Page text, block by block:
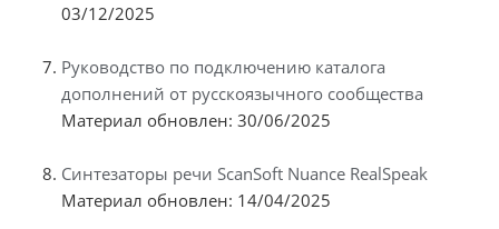
03/12/2025
Руководство по подключению каталога
дополнений от русскоязычного сообщества
Материал обновлен: 30/06/2025
Синтезаторы речи ScanSoft Nuance RealSpeak
Материал обновлен: 14/04/2025